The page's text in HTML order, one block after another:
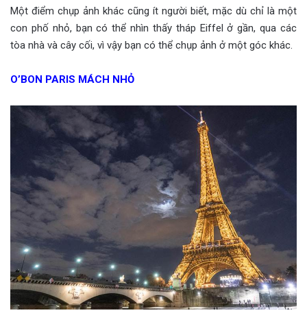
Một điểm chụp ảnh khác cũng ít người biết, mặc dù chỉ là một
con phố nhỏ, bạn có thể nhìn thấy tháp Eiffel ở gần, qua các
tòa nhà và cây cối, vì vậy bạn có thể chụp ảnh ở một góc khác.
O’BON PARIS MÁCH NHỎ